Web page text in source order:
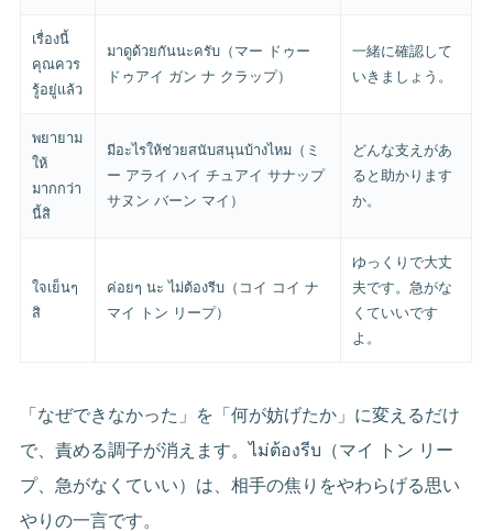
เรื่องนี้
คุณควร
รู้อยู่แล้ว
มาดูด้วยกันนะครับ（マー ドゥー
ドゥアイ ガン ナ クラップ）
一緒に確認して
いきましょう。
พยายาม
ให้
มากกว่า
นี้สิ
มีอะไรให้ช่วยสนับสนุนบ้างไหม（ミ
ー アライ ハイ チュアイ サナップ
サヌン バーン マイ）
どんな支えがあ
ると助かります
か。
ใจเย็นๆ
สิ
ค่อยๆ นะ ไม่ต้องรีบ（コイ コイ ナ
マイ トン リープ）
ゆっくりで大丈
夫です。急がな
くていいです
よ。
「なぜできなかった」を「何が妨げたか」に変えるだけ
で、責める調子が消えます。ไม่ต้องรีบ（マイ トン リー
プ、急がなくていい）は、相手の焦りをやわらげる思い
やりの一言です。